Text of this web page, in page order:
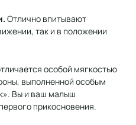
Отлично впитывают
так и в положении
особой мягкостью
выполненной особым
Вы и ваш малыш
прикосновения.